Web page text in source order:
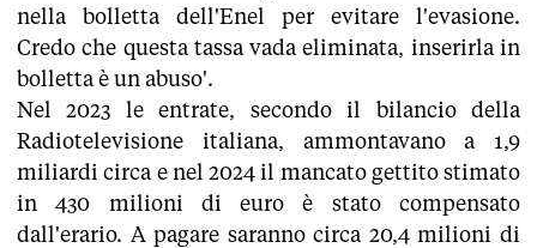
nella bolletta dell'Enel per evitare l'evasione.
Credo che questa tassa vada eliminata, inserirla in
bolletta è un abuso'.
Nel 2023 le entrate, secondo il bilancio della
Radiotelevisione italiana, ammontavano a 1,9
miliardi circa e nel 2024 il mancato gettito stimato
in 430 milioni di euro è stato compensato
dall'erario. A pagare saranno circa 20,4 milioni di